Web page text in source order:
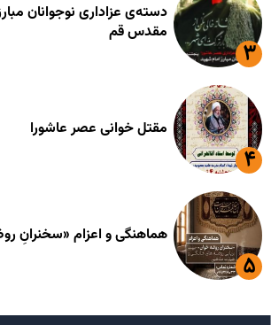
دسته‌ی عزاداری نوجوانان
مقدس قم
مقتل خوانی عصر عاشورا
هماهنگی و اعزام «سخنرانِ